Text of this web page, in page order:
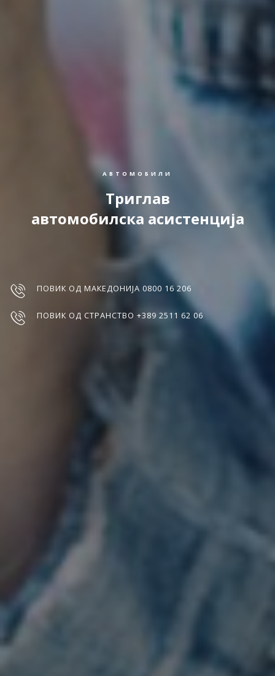
АВТОМОБИЛИ
Триглав
автомобилска асистенција
ПОВИК ОД МАКЕДОНИЈА 0800 16 206
ПОВИК ОД СТРАНСТВО +389 2511 62 06